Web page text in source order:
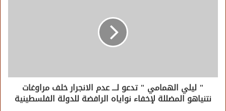
" ليلي الهمامي " تدعو لـــ عدم الانجرار خلف مراوغات
نتنياهو المضللة لإخفاء نواياه الرافضة للدولة الفلسطينية